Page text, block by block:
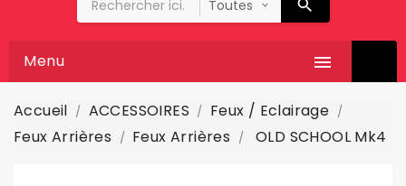

Menu
Accueil ACCESSOIRES
Feux / Eclairage
Feux Arrières
Feux Arrières OLD SCHOOL Mk4